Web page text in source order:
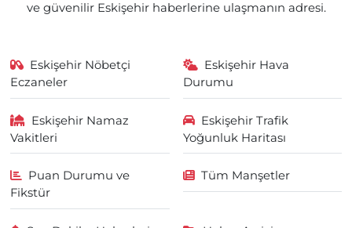
ve güvenilir Eskişehir haberlerine ulaşmanın adresi.
Eskişehir Nöbetçi
Eczaneler
Eskişehir Hava
Durumu
Eskişehir Namaz
Vakitleri
Eskişehir Trafik
Yoğunluk Haritası
Puan Durumu ve
Fikstür
Tüm Manşetler